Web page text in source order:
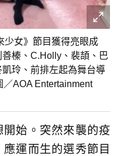
女》節目獲得亮眼成
榛、C.Holly、裴頡、巴
玲、前排左起為舞台導
AOA Entertainment
始。突然來襲的疫
運而生的選秀節目